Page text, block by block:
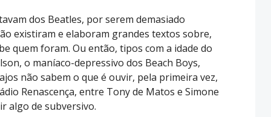
dos Beatles, por serem demasiado
existiram e elaboram grandes textos sobre,
quem foram. Ou então, tipos com a idade do
o maníaco-depressivo dos Beach Boys,
não sabem o que é ouvir, pela primeira vez,
Renascença, entre Tony de Matos e Simone
algo de subversivo.